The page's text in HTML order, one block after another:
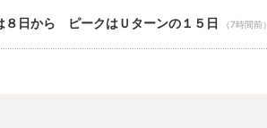
日から ピークはＵターンの１５日 （7時間前）